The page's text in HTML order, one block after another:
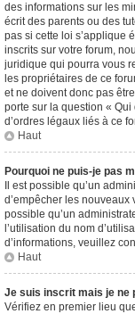
des informations sur les
écrit des parents ou des
pas si cette loi s’applique
inscrits sur votre forum,
juridique qui pourra vous
les propriétaires de ce
et ne doivent donc pas
porte sur la question «
d’ordres légaux liés à ce
Haut
Pourquoi ne puis-je pas
Il est possible qu’un
d’empêcher les nouveaux
possible qu’un
l’utilisation du nom
d’informations, veuillez
Haut
Je suis inscrit mais je ne
Vérifiez en premier lieu